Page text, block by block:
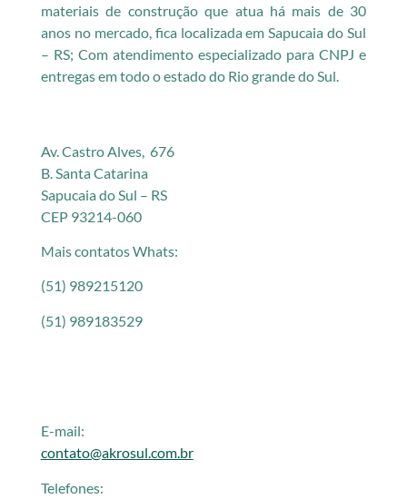
materiais de construção que atua há mais de 30
anos no mercado, fica localizada em Sapucaia do Sul
– RS; Com atendimento especializado para CNPJ e
entregas em todo o estado do Rio grande do Sul.
Av. Castro Alves, 676
B. Santa Catarina
Sapucaia do Sul – RS
CEP 93214-060
Mais contatos Whats:
(51) 989215120
(51) 989183529
E-mail:
contato@akrosul.com.br
Telefones: